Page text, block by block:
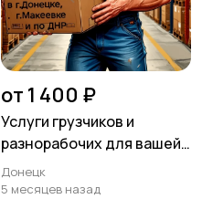
от 1 400 ₽
Услуги грузчиков и
разнорабочих для вашей
компании и склада
Донецк
5 месяцев назад